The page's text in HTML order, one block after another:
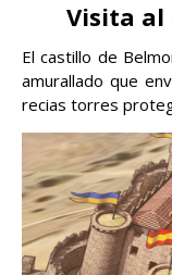
Visita al
El castillo de
amurallado que
recias torres